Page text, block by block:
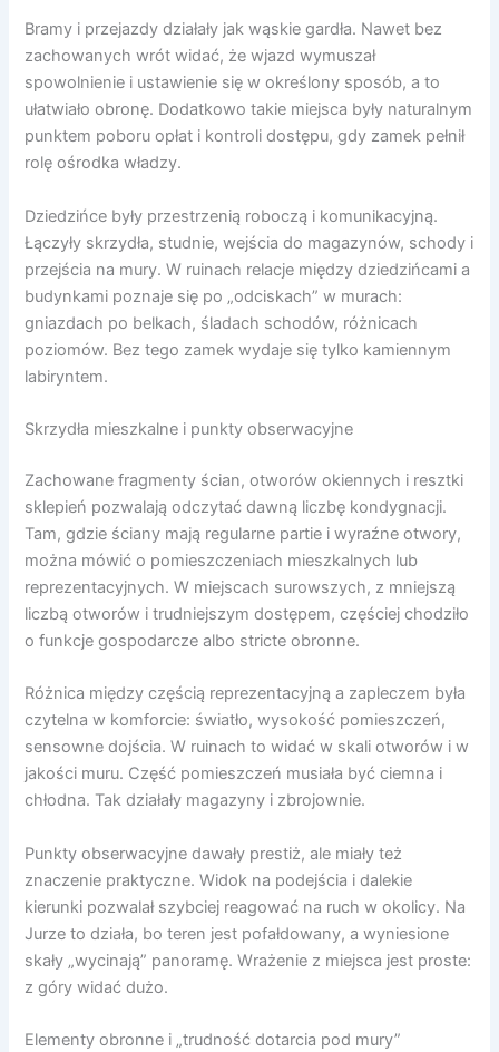
Bramy i przejazdy działały jak wąskie gardła. Nawet bez
zachowanych wrót widać, że wjazd wymuszał
spowolnienie i ustawienie się w określony sposób, a to
ułatwiało obronę. Dodatkowo takie miejsca były naturalnym
punktem poboru opłat i kontroli dostępu, gdy zamek pełnił
rolę ośrodka władzy.
Dziedzińce były przestrzenią roboczą i komunikacyjną.
Łączyły skrzydła, studnie, wejścia do magazynów, schody i
przejścia na mury. W ruinach relacje między dziedzińcami a
budynkami poznaje się po „odciskach” w murach:
gniazdach po belkach, śladach schodów, różnicach
poziomów. Bez tego zamek wydaje się tylko kamiennym
labiryntem.
Skrzydła mieszkalne i punkty obserwacyjne
Zachowane fragmenty ścian, otworów okiennych i resztki
sklepień pozwalają odczytać dawną liczbę kondygnacji.
Tam, gdzie ściany mają regularne partie i wyraźne otwory,
można mówić o pomieszczeniach mieszkalnych lub
reprezentacyjnych. W miejscach surowszych, z mniejszą
liczbą otworów i trudniejszym dostępem, częściej chodziło
o funkcje gospodarcze albo stricte obronne.
Różnica między częścią reprezentacyjną a zapleczem była
czytelna w komforcie: światło, wysokość pomieszczeń,
sensowne dojścia. W ruinach to widać w skali otworów i w
jakości muru. Część pomieszczeń musiała być ciemna i
chłodna. Tak działały magazyny i zbrojownie.
Punkty obserwacyjne dawały prestiż, ale miały też
znaczenie praktyczne. Widok na podejścia i dalekie
kierunki pozwalał szybciej reagować na ruch w okolicy. Na
Jurze to działa, bo teren jest pofałdowany, a wyniesione
skały „wycinają” panoramę. Wrażenie z miejsca jest proste:
z góry widać dużo.
Elementy obronne i „trudność dotarcia pod mury”